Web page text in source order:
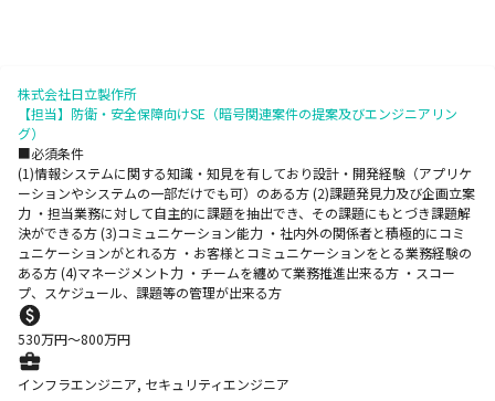
株式会社日立製作所
【担当】防衛・安全保障向けSE（暗号関連案件の提案及びエンジニアリン
グ）
■必須条件
(1)情報システムに関する知識・知見を有しており設計・開発経験（アプリケ
ーションやシステムの一部だけでも可）のある方 (2)課題発見力及び企画立案
力 ・担当業務に対して自主的に課題を抽出でき、その課題にもとづき課題解
決ができる方 (3)コミュニケーション能力 ・社内外の関係者と積極的にコミ
ュニケーションがとれる方 ・お客様とコミュニケーションをとる業務経験の
ある方 (4)マネージメント力 ・チームを纏めて業務推進出来る方 ・スコー
プ、スケジュール、課題等の管理が出来る方
530万円〜800万円
インフラエンジニア, セキュリティエンジニア